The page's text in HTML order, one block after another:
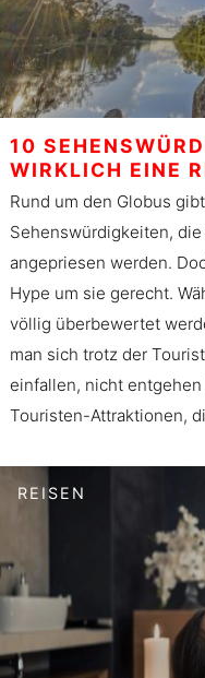
10
WIRKLICH EINE
Rund um den Globus
Sehenswürdigkeiten,
angepriesen werden.
Hype um sie gerecht.
völlig überbewertet
man sich trotz der
einfallen, nicht
Touristen-Attraktionen,
REISEN